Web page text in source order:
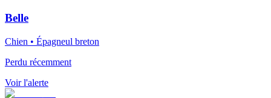
Belle
Chien • Épagneul breton
Perdu récemment
Voir l'alerte